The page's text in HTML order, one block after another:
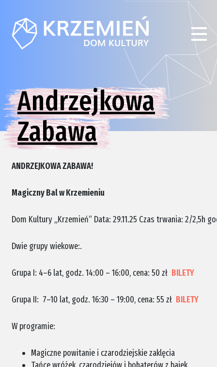
Andrzejkowa
Zabawa
ANDRZEJKOWA ZABAWA!
Magiczny Bal w Krzemieniu
Dom Kultury „Krzemień” Data: 29.11.25 Czas trwania: 2/2,5h
Dwie grupy wiekowe:.
Grupa I: 4–6 lat, godz. 14:00 – 16:00, cena: 50 zł BILETY
Grupa II: 7–10 lat, godz. 16:30 – 19:00, cena: 55 zł BILETY
W programie:
Magiczne powitanie i czarodziejskie zaklęcia